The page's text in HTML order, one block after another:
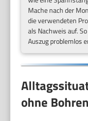
Mache nach der
die verwendeten
als Nachweis auf.
Auszug problemlos
ohne